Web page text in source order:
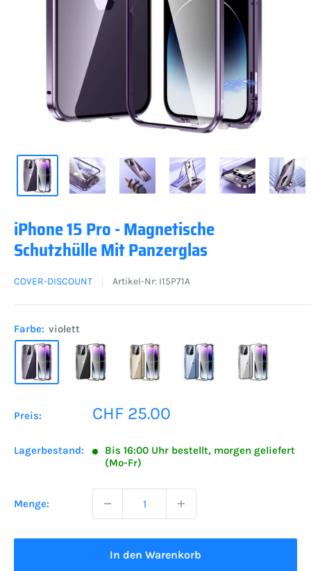
iPhone 15 Pro - Magnetische
Schutzhülle Mit Panzerglas
COVER-DISCOUNT Artikel-Nr: I15P71A
Farbe: violett
Preis: Sonderpreis
CHF 25.00
Lagerbestand:
Bis 16:00 Uhr bestellt, morgen geliefert
(Mo-Fr)
Menge:
In den Warenkorb